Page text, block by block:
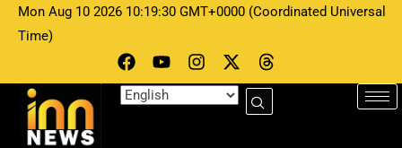
Mon Aug 10 2026 10:19:30 GMT+0000 (Coordinated Universal
Time)